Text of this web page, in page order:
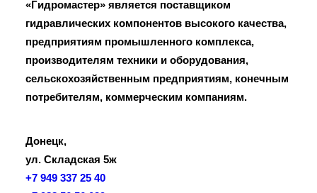
«Гидромастер» является поставщиком
гидравлических компонентов высокого качества,
предприятиям промышленного комплекса,
производителям техники и оборудования,
сельскохозяйственным предприятиям, конечным
потребителям, коммерческим компаниям.
Донецк,
ул. Складская 5ж
+7 949 337 25 40